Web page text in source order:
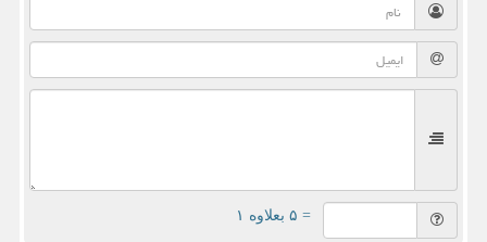
= ۵ بعلاوه ۱